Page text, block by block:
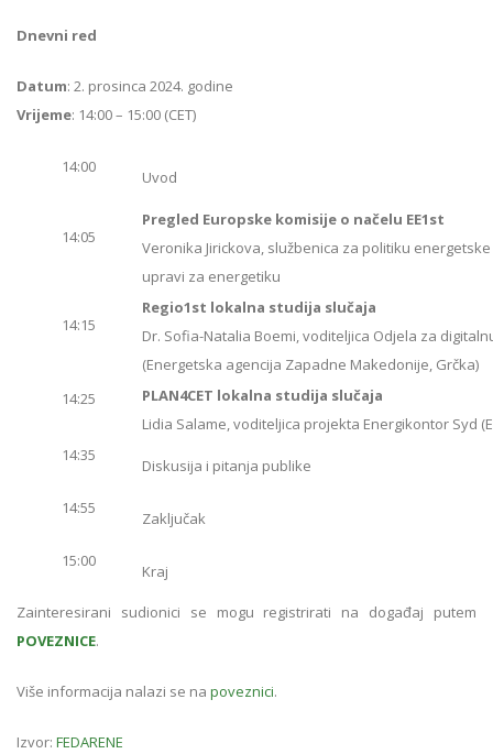
Dnevni red
Datum: 2. prosinca 2024. godine
Vrijeme: 14:00 – 15:00 (CET)
14:00
Uvod
14:05
Pregled Europske komisije o načelu EE1st
Veronika Jirickova, službenica za politiku
upravi za energetiku
14:15
Regio1st lokalna studija slučaja
Dr. Sofia-Natalia Boemi, voditeljica Odjela za
(Energetska agencija Zapadne Makedonije, Grčka)
14:25
PLAN4CET lokalna studija slučaja
Lidia Salame, voditeljica projekta Energikontor Syd
14:35
Diskusija i pitanja publike
14:55
Zaključak
15:00
Kraj
Zainteresirani sudionici se mogu registrirati na događaj putem
POVEZNICE.
Više informacija nalazi se na poveznici.
Izvor: FEDARENE